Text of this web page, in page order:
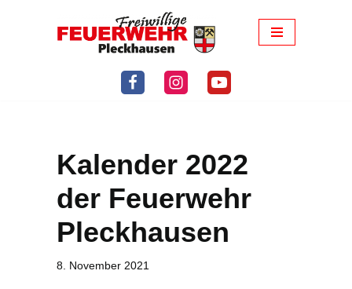
Kalender 2022
der Feuerwehr
Pleckhausen
8. November 2021